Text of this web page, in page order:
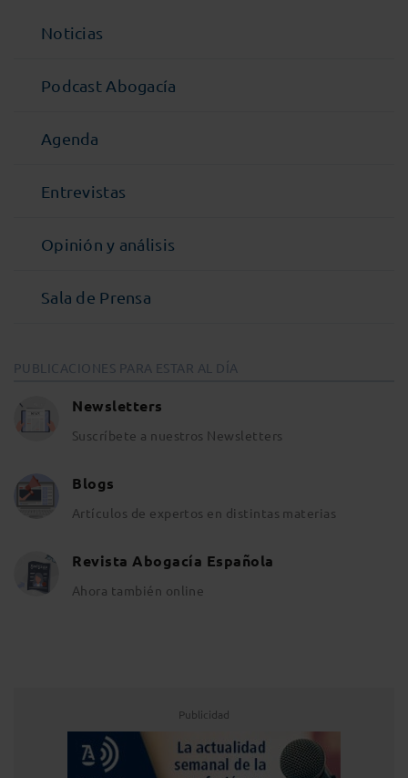
Noticias
Podcast Abogacía
Agenda
Entrevistas
Opinión y análisis
Sala de Prensa
PUBLICACIONES PARA ESTAR AL DÍA
Newsletters
Suscríbete a nuestros Newsletters
Blogs
Artículos de expertos en distintas materias
Revista Abogacía Española
Ahora también online
Publicidad